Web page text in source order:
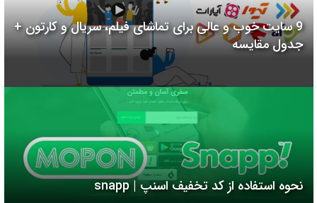
روش‌های
زیر
می‌توانید
صفحه
دوستان
خود
به
9 سایت خوب و عالی برای تماشای فیلم، سریال و کارتون +
جدول مقایسه
نحوه استفاده از کد تخفیف اسنپ | snapp